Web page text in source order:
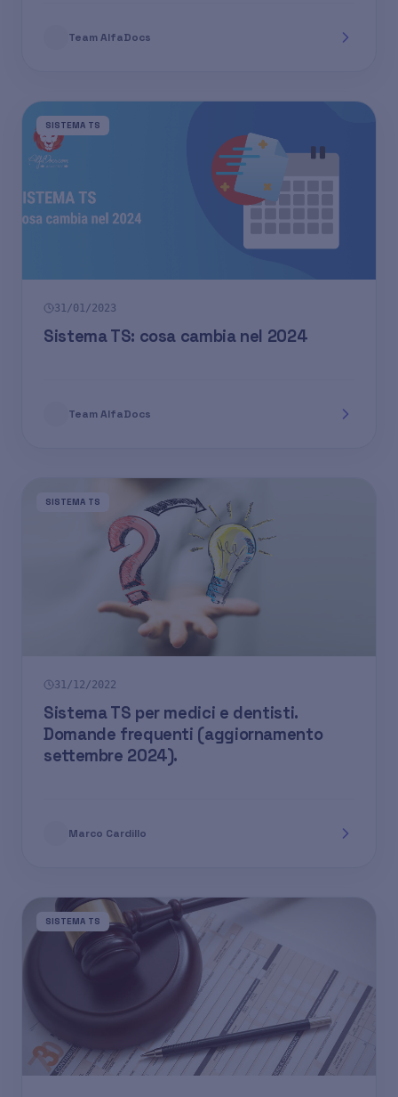
Team AlfaDocs
SISTEMA TS
31/01/2023
Sistema TS: cosa cambia nel 2024
Team AlfaDocs
SISTEMA TS
31/12/2022
Sistema TS per medici e dentisti.
Domande frequenti (aggiornamento
settembre 2024).
Marco Cardillo
SISTEMA TS